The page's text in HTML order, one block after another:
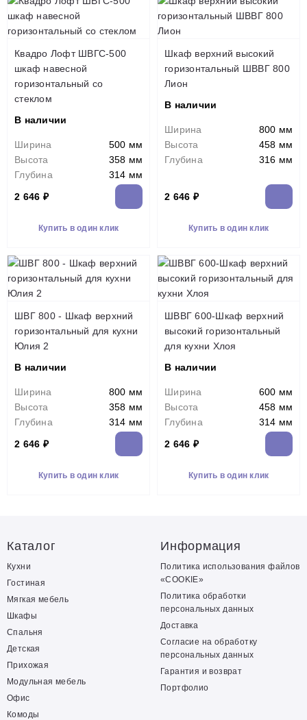
Квадро Лофт ШВГС-500
шкаф навесной
горизонтальный со
стеклом
В наличии
Ширина
500 мм
Высота
358 мм
Глубина
314 мм
2 646 ₽
Купить в один клик
Шкаф верхний высокий
горизонтальный ШВВГ 800
Лион
В наличии
Ширина
800 мм
Высота
458 мм
Глубина
316 мм
2 646 ₽
Купить в один клик
ШВГ 800 - Шкаф верхний
горизонтальный для кухни
Юлия 2
В наличии
Ширина
800 мм
Высота
358 мм
Глубина
314 мм
2 646 ₽
Купить в один клик
ШВВГ 600-Шкаф верхний
высокий горизонтальный
для кухни Хлоя
В наличии
Ширина
600 мм
Высота
458 мм
Глубина
314 мм
2 646 ₽
Купить в один клик
Каталог
Кухни
Гостиная
Мягкая мебель
Шкафы
Спальня
Детская
Прихожая
Модульная мебель
Офис
Комоды
Информация
Политика использования файлов
«COOKIE»
Политика обработки
персональных данных
Доставка
Согласие на обработку
персональных данных
Гарантия и возврат
Портфолио